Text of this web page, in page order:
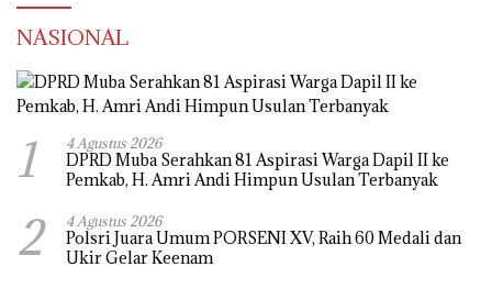
NASIONAL
1 4 Agustus 2026
DPRD Muba Serahkan 81 Aspirasi Warga Dapil II ke
Pemkab, H. Amri Andi Himpun Usulan Terbanyak
2 4 Agustus 2026
Polsri Juara Umum PORSENI XV, Raih 60 Medali dan
Ukir Gelar Keenam